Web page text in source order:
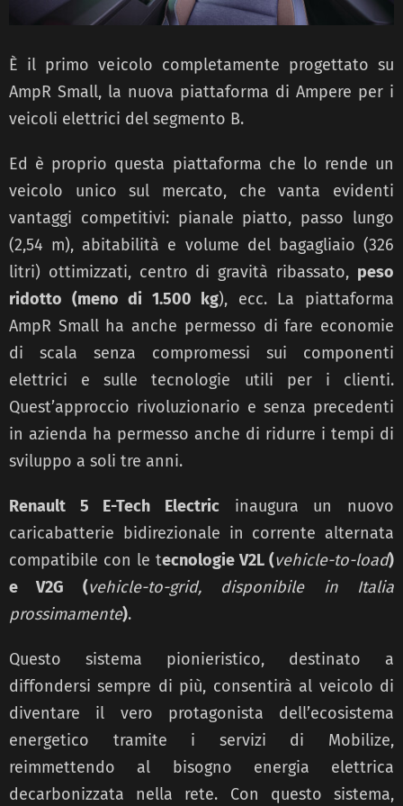
È il primo veicolo completamente progettato su
AmpR Small, la nuova piattaforma di Ampere per i
veicoli elettrici del segmento B.
Ed è proprio questa piattaforma che lo rende un
veicolo unico sul mercato, che vanta evidenti
vantaggi competitivi: pianale piatto, passo lungo
(2,54 m), abitabilità e volume del bagagliaio (326
litri) ottimizzati, centro di gravità ribassato, peso
ridotto (meno di 1.500 kg), ecc. La piattaforma
AmpR Small ha anche permesso di fare economie
di scala senza compromessi sui componenti
elettrici e sulle tecnologie utili per i clienti.
Quest’approccio rivoluzionario e senza precedenti
in azienda ha permesso anche di ridurre i tempi di
sviluppo a soli tre anni.
Renault 5 E-Tech Electric inaugura un nuovo
caricabatterie bidirezionale in corrente alternata
compatibile con le tecnologie V2L (vehicle-to-load)
e V2G (vehicle-to-grid, disponibile in Italia
prossimamente).
Questo sistema pionieristico, destinato a
diffondersi sempre di più, consentirà al veicolo di
diventare il vero protagonista dell’ecosistema
energetico tramite i servizi di Mobilize,
reimmettendo al bisogno energia elettrica
decarbonizzata nella rete. Con questo sistema,